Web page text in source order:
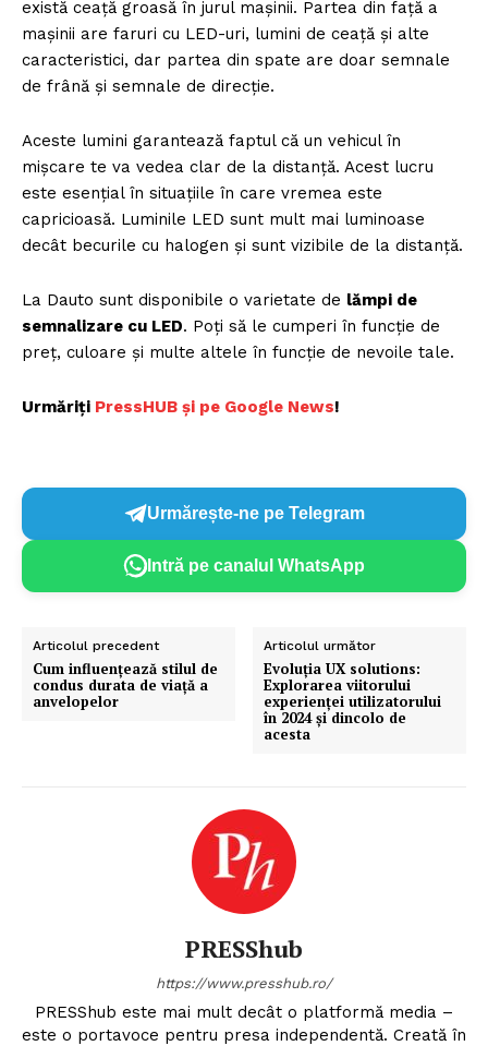
există ceață groasă în jurul mașinii. Partea din față a
mașinii are faruri cu LED-uri, lumini de ceață și alte
caracteristici, dar partea din spate are doar semnale
de frână și semnale de direcție.
Aceste lumini garantează faptul că un vehicul în
mișcare te va vedea clar de la distanță. Acest lucru
este esențial în situațiile în care vremea este
capricioasă. Luminile LED sunt mult mai luminoase
decât becurile cu halogen și sunt vizibile de la distanță.
La Dauto sunt disponibile o varietate de lămpi de
semnalizare cu LED. Poți să le cumperi în funcție de
preț, culoare și multe altele în funcție de nevoile tale.
Urmăriți PressHUB și pe Google News!
Urmărește-ne pe Telegram
Intră pe canalul WhatsApp
Articolul precedent
Cum influențează stilul de
condus durata de viață a
anvelopelor
Articolul următor
Evoluția UX solutions:
Explorarea viitorului
experienței utilizatorului
în 2024 și dincolo de
acesta
PRESShub
https://www.presshub.ro/
PRESShub este mai mult decât o platformă media –
este o portavoce pentru presa independentă. Creată în